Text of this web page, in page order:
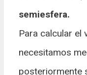
semiesfera.
Para calcular el
necesitamos
posteriormente